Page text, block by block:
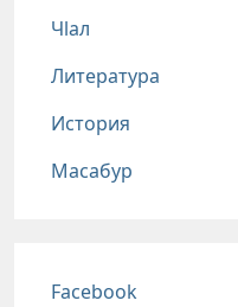
Чlал
Литература
История
Масабур
Соц сети
Facebook